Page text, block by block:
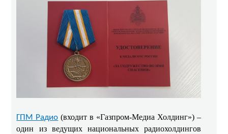
ГПМ Радио (входит в «Газпром-Медиа Холдинг») –
один из ведущих национальных радиохолдингов